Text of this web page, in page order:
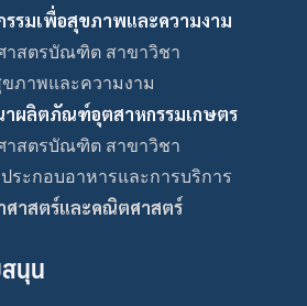
รมเพื่อสุขภาพและความงาม
าสตรบัณฑิต สาขาวิชา
ภาพและความงาม
ผลิตภัณฑ์อุตสาหกรรมเกษตร
าสตรบัณฑิต สาขาวิชา
ระกอบอาหารและการบริการ
ศาสตร์และคณิตศาสตร์
นุน